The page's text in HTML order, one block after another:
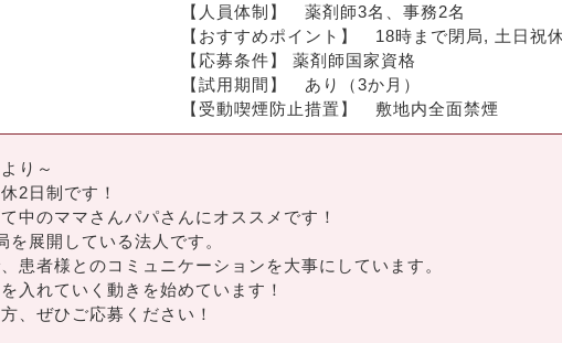
【人員体制】　薬剤師3名、事務2名
【おすすめポイント】　18時まで閉局, 土日祝
【応募条件】 薬剤師国家資格
【試用期間】　あり（3か月）
【受動喫煙防止措置】　敷地内全面禁煙
り～
2日制です！
中のママさんパパさんにオススメです！
を展開している法人です。
患者様とのコミュニケーションを大事にしています。
入れていく動きを始めています！
、ぜひご応募ください！